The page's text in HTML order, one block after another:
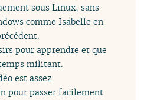
sous Linux, sans
comme Isabelle en
pour apprendre et que
militant.
est assez
pour passer facilement